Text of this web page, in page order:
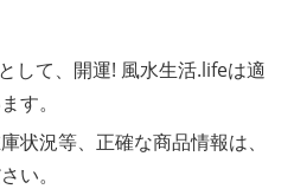
選ぶ、おすすめランキング
年、開運効果抜群！
分かる暦のカレンダー
ぶべき開運カレンダー
して、開運! 風水生活.lifeは適
す。
状況等、正確な商品情報は、
い。